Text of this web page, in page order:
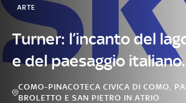
ARTE
Turner: l’incanto del
e del paesaggio italiano.
COMO-PINACOTECA CIVICA DI COMO,
BROLETTO E SAN PIETRO IN ATRIO